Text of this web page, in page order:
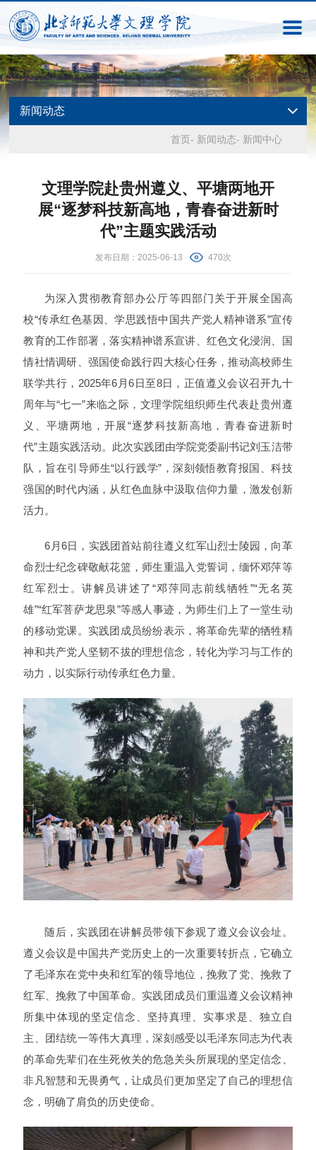
新闻动态
首页- 新闻动态- 新闻中心
文理学院赴贵州遵义、平塘两地开
展“逐梦科技新高地，青春奋进新时
代”主题实践活动
发布日期：2025-06-13 470次
为深入贯彻教育部办公厅等四部门关于开展全国高
校“传承红色基因、学思践悟中国共产党人精神谱系”宣传
教育的工作部署，落实精神谱系宣讲、红色文化浸润、国
情社情调研、强国使命践行四大核心任务，推动高校师生
联学共行，2025年6月6日至8日，正值遵义会议召开九十
周年与“七一”来临之际，文理学院组织师生代表赴贵州遵
义、平塘两地，开展“逐梦科技新高地，青春奋进新时
代”主题实践活动。此次实践团由学院党委副书记刘玉洁带
队，旨在引导师生“以行践学”，深刻领悟教育报国、科技
强国的时代内涵，从红色血脉中汲取信仰力量，激发创新
活力。
6月6日，实践团首站前往遵义红军山烈士陵园，向革
命烈士纪念碑敬献花篮，师生重温入党誓词，缅怀邓萍等
红军烈士。讲解员讲述了“邓萍同志前线牺牲”“无名英
雄”“红军菩萨龙思泉”等感人事迹，为师生们上了一堂生动
的移动党课。实践团成员纷纷表示，将革命先辈的牺牲精
神和共产党人坚韧不拔的理想信念，转化为学习与工作的
动力，以实际行动传承红色力量。
随后，实践团在讲解员带领下参观了遵义会议会址。
遵义会议是中国共产党历史上的一次重要转折点，它确立
了毛泽东在党中央和红军的领导地位，挽救了党、挽救了
红军、挽救了中国革命。实践团成员们重温遵义会议精神
所集中体现的坚定信念、坚持真理、实事求是、独立自
主、团结统一等伟大真理，深刻感受以毛泽东同志为代表
的革命先辈们在生死攸关的危急关头所展现的坚定信念、
非凡智慧和无畏勇气，让成员们更加坚定了自己的理想信
念，明确了肩负的历史使命。